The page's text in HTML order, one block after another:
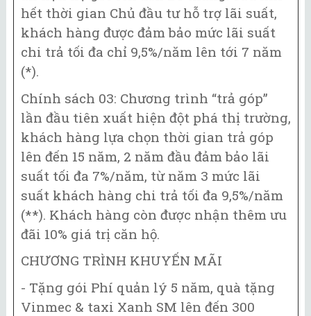
hết thời gian Chủ đầu tư hỗ trợ lãi suất,
khách hàng được đảm bảo mức lãi suất
chi trả tối đa chỉ 9,5%/năm lên tới 7 năm
(*).
Chính sách 03: Chương trình “trả góp”
lần đầu tiên xuất hiện đột phá thị trường,
khách hàng lựa chọn thời gian trả góp
lên đến 15 năm, 2 năm đầu đảm bảo lãi
suất tối đa 7%/năm, từ năm 3 mức lãi
suất khách hàng chi trả tối đa 9,5%/năm
(**). Khách hàng còn được nhận thêm ưu
đãi 10% giá trị căn hộ.
CHƯƠNG TRÌNH KHUYẾN MÃI
- Tặng gói Phí quản lý 5 năm, quà tặng
Vinmec & taxi Xanh SM lên đến 300